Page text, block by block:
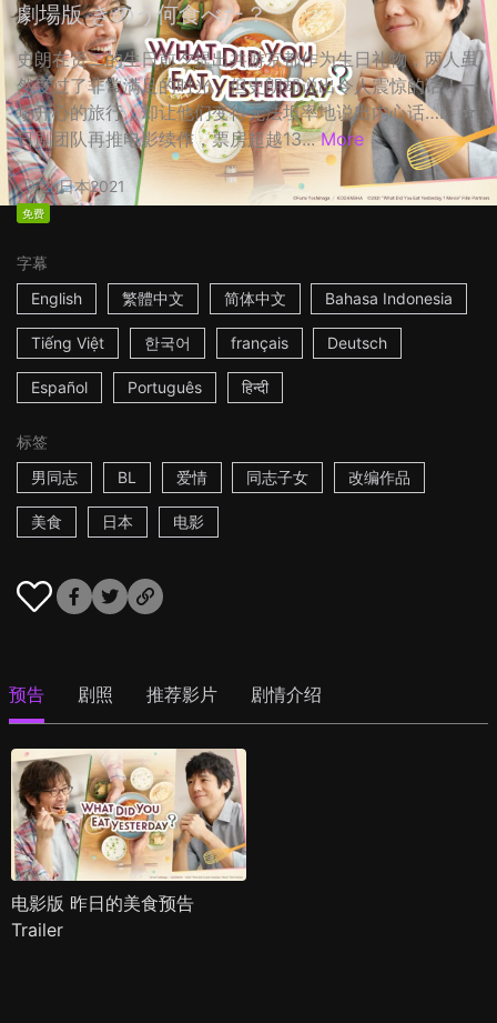
劇場版 きのう何食べた？
史朗在贤二的生日前夕提出共游京都作为生日礼物，两人虽
然度过了非常满足的时光，但史朗却说出令人震惊的话！一
场开心的旅行，却让他们变得无法坦率地说出内心话…… ☆
日剧团队再推电影续作，票房超越13... More
2h日本2021
免费
字幕
English
繁體中文 简体中文 Bahasa Indonesia
Tiếng Việt 한국어 français Deutsch
Español Português हिन्दी
标签
男同志
BL 爱情 同志子女 改编作品
美食 日本 电影
预告 剧照 推荐影片 剧情介绍
电影版 昨日的美食预告
Trailer